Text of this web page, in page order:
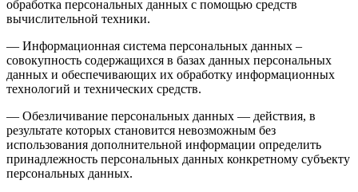
обработка персональных данных с помощью средств
вычислительной техники.
— Информационная система персональных данных –
совокупность содержащихся в базах данных персональных
данных и обеспечивающих их обработку информационных
технологий и технических средств.
— Обезличивание персональных данных — действия, в
результате которых становится невозможным без
использования дополнительной информации определить
принадлежность персональных данных конкретному субъекту
персональных данных.